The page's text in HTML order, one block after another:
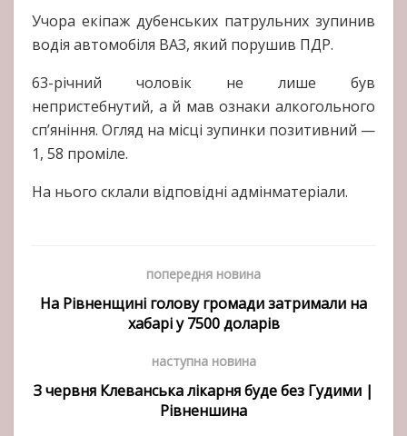
Учора екіпаж дубенських патрульних зупинив
водія автомобіля ВАЗ, який порушив ПДР.
63-річний чоловік не лише був
непристебнутий, а й мав ознаки алкогольного
сп’яніння. Огляд на місці зупинки позитивний —
1, 58 проміле.
На нього склали відповідні адмінматеріали.
попередня новина
На Рівненщині голову громади затримали на
хабарі у 7500 доларів
наступна новина
З червня Клеванська лікарня буде без Гудими |
Рівненшина